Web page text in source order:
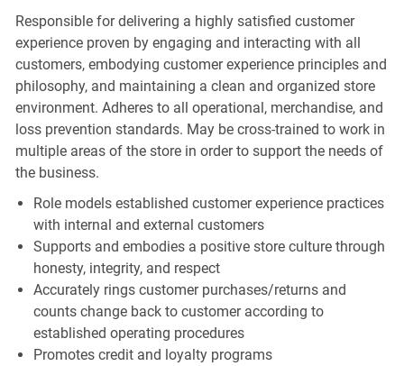
Responsible for delivering a highly satisfied customer
experience proven by engaging and interacting with all
customers, embodying customer experience principles and
philosophy, and maintaining a clean and organized store
environment. Adheres to all operational, merchandise, and
loss prevention standards. May be cross-trained to work in
multiple areas of the store in order to support the needs of
the business.
Role models established customer experience practices
with internal and external customers
Supports and embodies a positive store culture through
honesty, integrity, and respect
Accurately rings customer purchases/returns and
counts change back to customer according to
established operating procedures
Promotes credit and loyalty programs